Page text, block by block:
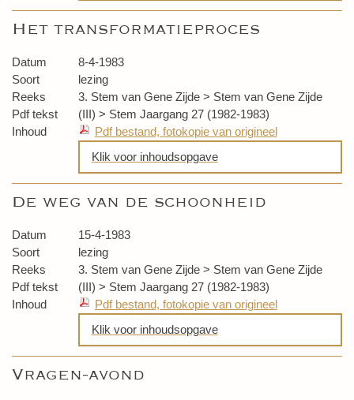
Actueel
Het transformatieproces
Datum
8-4-1983
Soort
lezing
Reeks
3. Stem van Gene Zijde > Stem van Gene Zijde
(III) > Stem Jaargang 27 (1982-1983)
Pdf tekst
Pdf bestand, fotokopie van origineel
Inhoud
Klik voor inhoudsopgave
Beantwoording vragen
De weg van de schoonheid
Datum
15-4-1983
Soort
lezing
Reeks
3. Stem van Gene Zijde > Stem van Gene Zijde
(III) > Stem Jaargang 27 (1982-1983)
Pdf tekst
Pdf bestand, fotokopie van origineel
Inhoud
Klik voor inhoudsopgave
Een kleine beschouwing van het leven
Vragen-avond